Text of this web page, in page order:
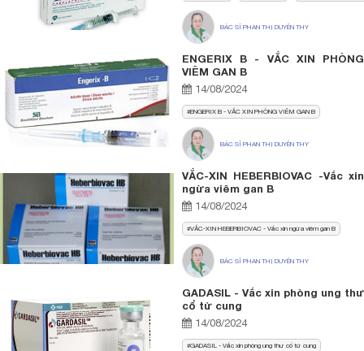
BÁC SĨ PHAN THỊ DUYÊN THY
ENGERIX B - VẮC XIN PHÒNG
VIÊM GAN B
14/08/2024
ENGERIX B - VẮC XIN PHÒNG VIÊM GAN B
BÁC SĨ PHAN THỊ DUYÊN THY
VẮC-XIN HEBERBIOVAC -Vắc xin
ngừa viêm gan B
14/08/2024
VẮC-XIN HEBERBIOVAC - Vắc xin ngừa viêm gan B
BÁC SĨ PHAN THỊ DUYÊN THY
GADASIL - Vắc xin phòng ung thư
cổ tử cung
14/08/2024
GADASIL - Vắc xin phòng ung thư cổ tử cung